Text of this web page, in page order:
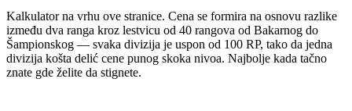
Kalkulator na vrhu ove stranice. Cena se formira na osnovu razlike
između dva ranga kroz lestvicu od 40 rangova od Bakarnog do
Šampionskog — svaka divizija je uspon od 100 RP, tako da jedna
divizija košta delić cene punog skoka nivoa. Najbolje kada tačno
znate gde želite da stignete.